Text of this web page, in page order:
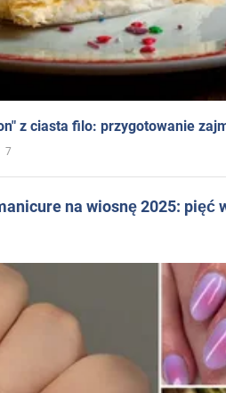
z ciasta filo: przygotowanie
7
na wiosnę 2025: pięć